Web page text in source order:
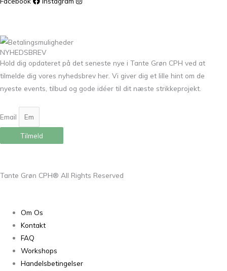
NYHEDSBREV
Hold dig opdateret på det seneste nye i Tante Grøn CPH ved at
tilmelde dig vores nyhedsbrev her. Vi giver dig et lille hint om de
nyeste events, tilbud og gode idéer til dit næste strikkeprojekt.
Email
Tilmeld
Tante Grøn CPH® All Rights Reserved
Om Os
Kontakt
FAQ
Workshops
Handelsbetingelser